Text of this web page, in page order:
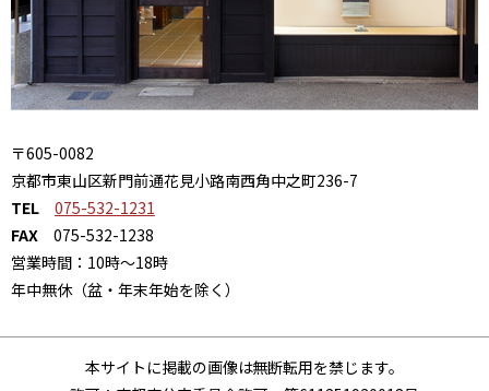
〒605-0082
京都市東山区新門前通花見小路南西角中之町236-7
TEL
075-532-1231
FAX075-532-1238
営業時間：10時～18時
年中無休（盆・年末年始を除く）
本サイトに掲載の画像は無断転用を禁じます。